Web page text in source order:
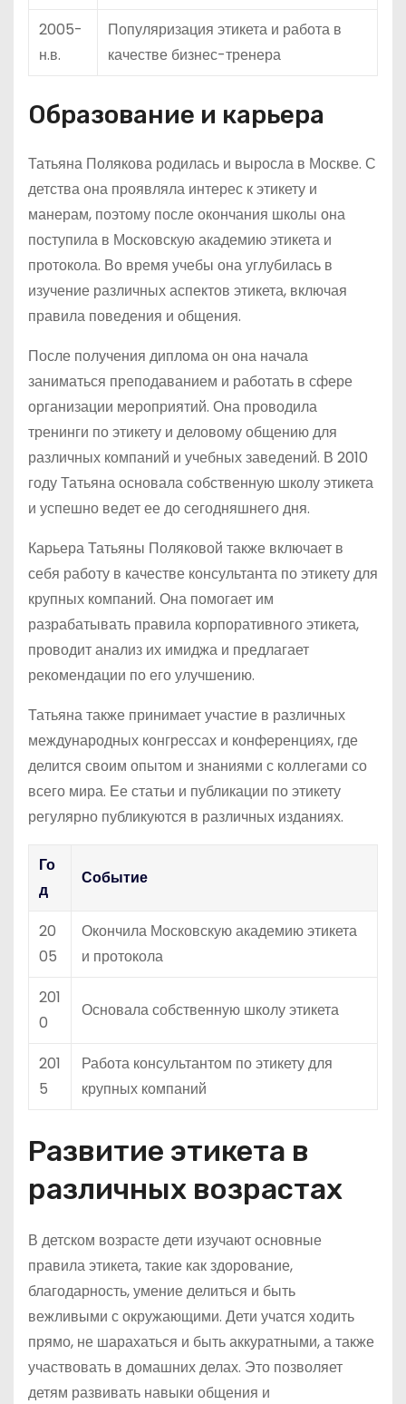
2005-
н.в.
Популяризация этикета и работа в
качестве бизнес-тренера
Образование и карьера
Татьяна Полякова родилась и выросла в Москве. С
детства она проявляла интерес к этикету и
манерам, поэтому после окончания школы она
поступила в Московскую академию этикета и
протокола. Во время учебы она углубилась в
изучение различных аспектов этикета, включая
правила поведения и общения.
После получения диплома он она начала
заниматься преподаванием и работать в сфере
организации мероприятий. Она проводила
тренинги по этикету и деловому общению для
различных компаний и учебных заведений. В 2010
году Татьяна основала собственную школу этикета
и успешно ведет ее до сегодняшнего дня.
Карьера Татьяны Поляковой также включает в
себя работу в качестве консультанта по этикету для
крупных компаний. Она помогает им
разрабатывать правила корпоративного этикета,
проводит анализ их имиджа и предлагает
рекомендации по его улучшению.
Татьяна также принимает участие в различных
международных конгрессах и конференциях, где
делится своим опытом и знаниями с коллегами со
всего мира. Ее статьи и публикации по этикету
регулярно публикуются в различных изданиях.
Го
д
Событие
20
05
Окончила Московскую академию этикета
и протокола
201
0
Основала собственную школу этикета
201
5
Работа консультантом по этикету для
крупных компаний
Развитие этикета в
различных возрастах
В детском возрасте дети изучают основные
правила этикета, такие как здорование,
благодарность, умение делиться и быть
вежливыми с окружающими. Дети учатся ходить
прямо, не шарахаться и быть аккуратными, а также
участвовать в домашних делах. Это позволяет
детям развивать навыки общения и